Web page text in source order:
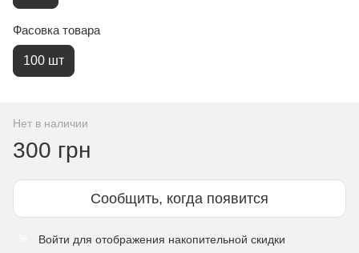
Фасовка товара
100 шт
Нет в наличии
300 грн
Сообщить, когда появится
Войти для отображения накопительной скидки